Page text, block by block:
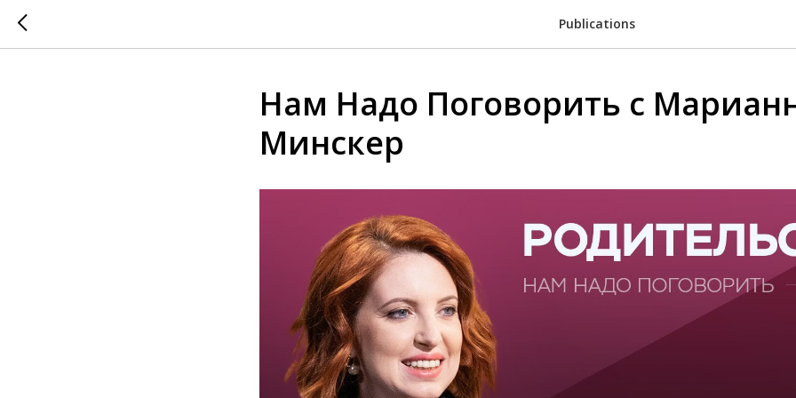
Publications
Нам Надо Поговорить с
Минскер